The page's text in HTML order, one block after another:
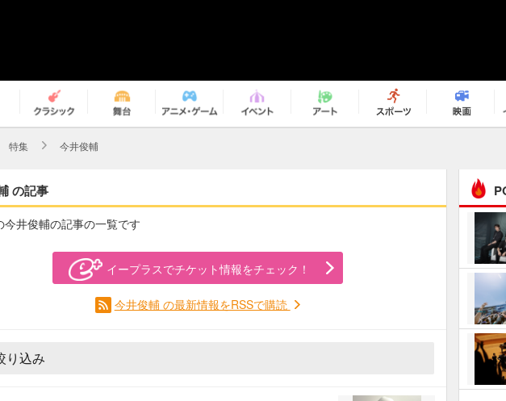
特集 今井俊輔
の記事
今井俊輔の記事の一覧です
イープラスでチケット情報をチェック！
今井俊輔 の最新情報をRSSで購読
り込み